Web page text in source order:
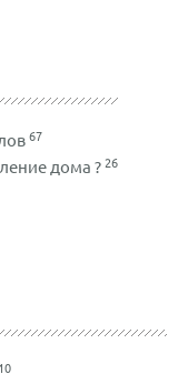
67
дома ? 26
10